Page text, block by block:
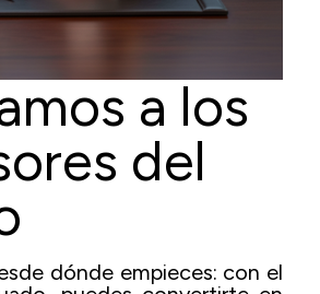
a los
del
dónde empieces: con el